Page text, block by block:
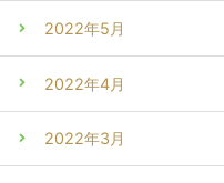
2022年5月
2022年4月
2022年3月